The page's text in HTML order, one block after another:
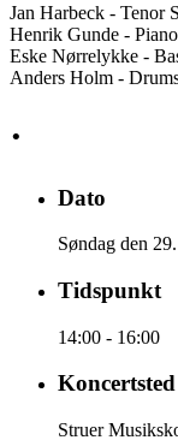
Jan Harbeck - Tenor
Henrik Gunde - Piano
Eske Nørrelykke -
Anders Holm -
·
Dato
Søndag den
Tidspunkt
14:00 - 16:00
Koncertsted
Struer